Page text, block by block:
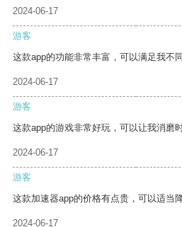
2024-06-17
游客
这款app的功能非常丰富，可以满足我不
2024-06-17
游客
这款app的游戏非常好玩，可以让我消磨时
2024-06-17
游客
这款加速器app的价格有点贵，可以适当
2024-06-17